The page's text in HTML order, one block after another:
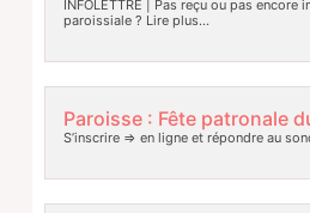
INFOLETTRE | Pas reçu ou pas encore
paroissiale ? Lire plus…
Paroisse : Fête patronale
S’inscrire => en ligne et répondre au